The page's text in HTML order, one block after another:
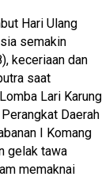
Hari Ulang
semakin
keceriaan dan
saat
Lari Karung
Daerah
I Komang
gelak tawa
memaknai